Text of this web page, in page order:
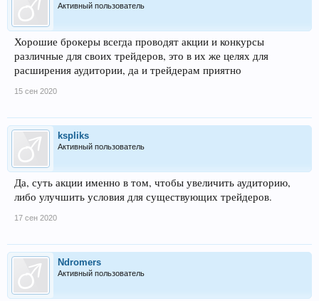
Активный пользователь
Хорошие брокеры всегда проводят акции и конкурсы
различные для своих трейдеров, это в их же целях для
расширения аудитории, да и трейдерам приятно
15 сен 2020
kspliks
Активный пользователь
Да, суть акции именно в том, чтобы увеличить аудиторию,
либо улучшить условия для существующих трейдеров.
17 сен 2020
Ndromers
Активный пользователь